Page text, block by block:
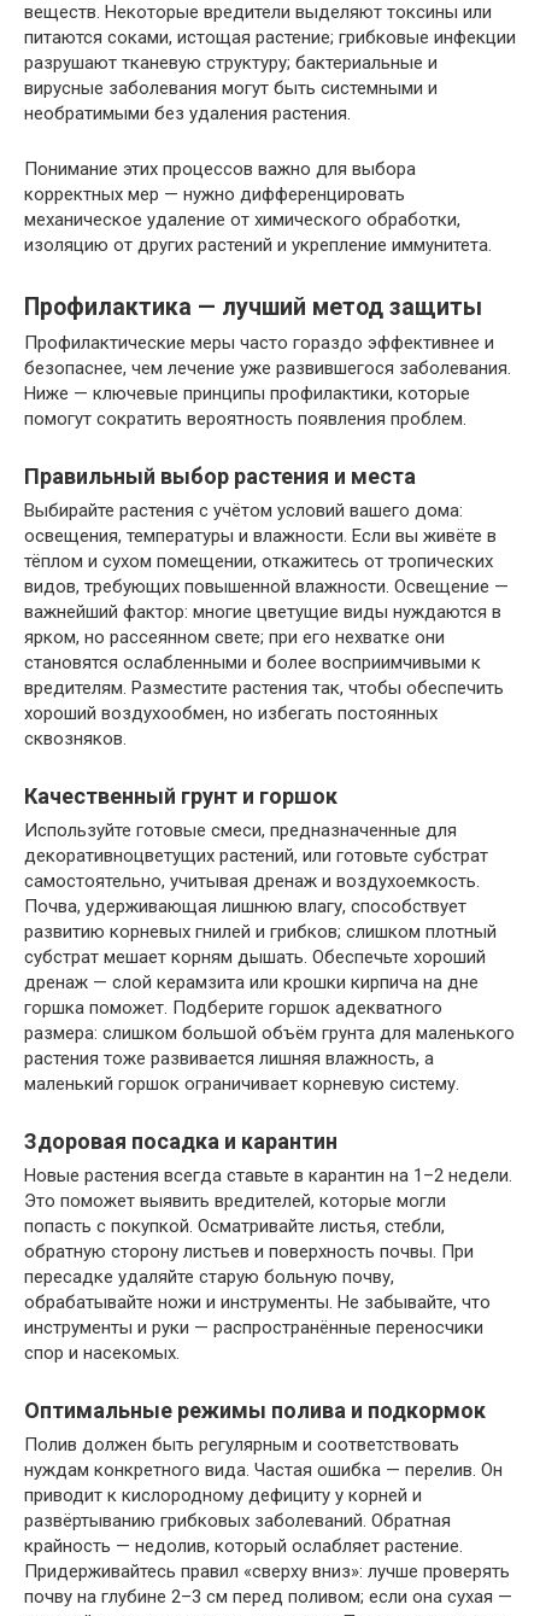
веществ. Некоторые вредители выделяют токсины или
питаются соками, истощая растение; грибковые инфекции
разрушают тканевую структуру; бактериальные и
вирусные заболевания могут быть системными и
необратимыми без удаления растения.
Понимание этих процессов важно для выбора
корректных мер — нужно дифференцировать
механическое удаление от химического обработки,
изоляцию от других растений и укрепление иммунитета.
Профилактика — лучший метод защиты
Профилактические меры часто гораздо эффективнее и
безопаснее, чем лечение уже развившегося заболевания.
Ниже — ключевые принципы профилактики, которые
помогут сократить вероятность появления проблем.
Правильный выбор растения и места
Выбирайте растения с учётом условий вашего дома:
освещения, температуры и влажности. Если вы живёте в
тёплом и сухом помещении, откажитесь от тропических
видов, требующих повышенной влажности. Освещение —
важнейший фактор: многие цветущие виды нуждаются в
ярком, но рассеянном свете; при его нехватке они
становятся ослабленными и более восприимчивыми к
вредителям. Разместите растения так, чтобы обеспечить
хороший воздухообмен, но избегать постоянных
сквозняков.
Качественный грунт и горшок
Используйте готовые смеси, предназначенные для
декоративноцветущих растений, или готовьте субстрат
самостоятельно, учитывая дренаж и воздухоемкость.
Почва, удерживающая лишнюю влагу, способствует
развитию корневых гнилей и грибков; слишком плотный
субстрат мешает корням дышать. Обеспечьте хороший
дренаж — слой керамзита или крошки кирпича на дне
горшка поможет. Подберите горшок адекватного
размера: слишком большой объём грунта для маленького
растения тоже развивается лишняя влажность, а
маленький горшок ограничивает корневую систему.
Здоровая посадка и карантин
Новые растения всегда ставьте в карантин на 1–2 недели.
Это поможет выявить вредителей, которые могли
попасть с покупкой. Осматривайте листья, стебли,
обратную сторону листьев и поверхность почвы. При
пересадке удаляйте старую больную почву,
обрабатывайте ножи и инструменты. Не забывайте, что
инструменты и руки — распространённые переносчики
спор и насекомых.
Оптимальные режимы полива и подкормок
Полив должен быть регулярным и соответствовать
нуждам конкретного вида. Частая ошибка — перелив. Он
приводит к кислородному дефициту у корней и
развёртыванию грибковых заболеваний. Обратная
крайность — недолив, который ослабляет растение.
Придерживайтесь правил «сверху вниз»: лучше проверять
почву на глубине 2–3 см перед поливом; если она сухая —